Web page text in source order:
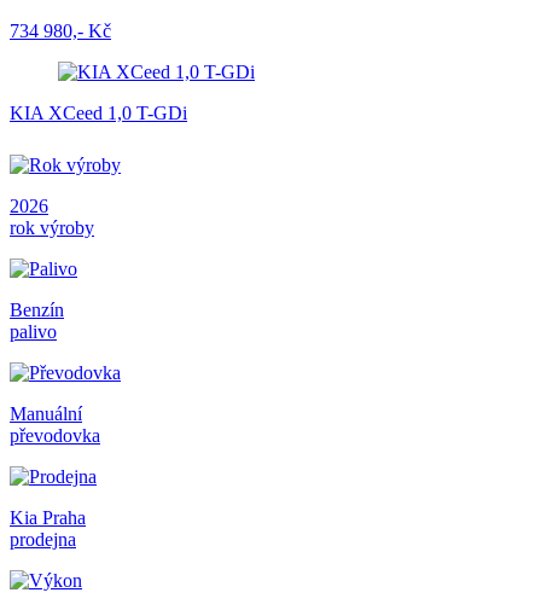
734 980,- Kč
KIA XCeed 1,0 T-GDi
2026
rok výroby
Benzín
palivo
Manuální
převodovka
Kia Praha
prodejna